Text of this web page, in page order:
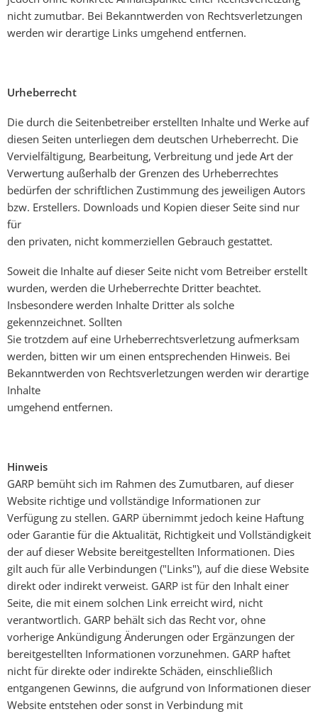
nicht zumutbar. Bei Bekanntwerden von Rechtsverletzungen
werden wir derartige Links umgehend entfernen.
Urheberrecht
Die durch die Seitenbetreiber erstellten Inhalte und Werke auf
diesen Seiten unterliegen dem deutschen Urheberrecht. Die
Vervielfältigung, Bearbeitung, Verbreitung und jede Art der
Verwertung außerhalb der Grenzen des Urheberrechtes
bedürfen der schriftlichen Zustimmung des jeweiligen Autors
bzw. Erstellers. Downloads und Kopien dieser Seite sind nur
für
den privaten, nicht kommerziellen Gebrauch gestattet.
Soweit die Inhalte auf dieser Seite nicht vom Betreiber erstellt
wurden, werden die Urheberrechte Dritter beachtet.
Insbesondere werden Inhalte Dritter als solche
gekennzeichnet. Sollten
Sie trotzdem auf eine Urheberrechtsverletzung aufmerksam
werden, bitten wir um einen entsprechenden Hinweis. Bei
Bekanntwerden von Rechtsverletzungen werden wir derartige
Inhalte
umgehend entfernen.
Hinweis
GARP bemüht sich im Rahmen des Zumutbaren, auf dieser
Website richtige und vollständige Informationen zur
Verfügung zu stellen. GARP übernimmt jedoch keine Haftung
oder Garantie für die Aktualität, Richtigkeit und Vollständigkeit
der auf dieser Website bereitgestellten Informationen. Dies
gilt auch für alle Verbindungen ("Links"), auf die diese Website
direkt oder indirekt verweist. GARP ist für den Inhalt einer
Seite, die mit einem solchen Link erreicht wird, nicht
verantwortlich. GARP behält sich das Recht vor, ohne
vorherige Ankündigung Änderungen oder Ergänzungen der
bereitgestellten Informationen vorzunehmen. GARP haftet
nicht für direkte oder indirekte Schäden, einschließlich
entgangenen Gewinns, die aufgrund von Informationen dieser
Website entstehen oder sonst in Verbindung mit